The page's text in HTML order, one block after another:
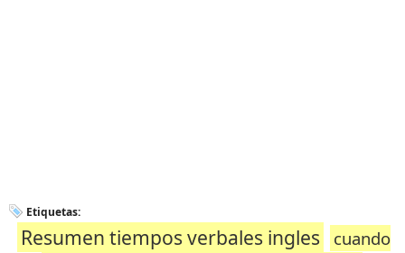
Etiquetas:
Resumen tiempos verbales ingles
cuando